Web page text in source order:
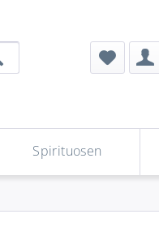
Spirituosen